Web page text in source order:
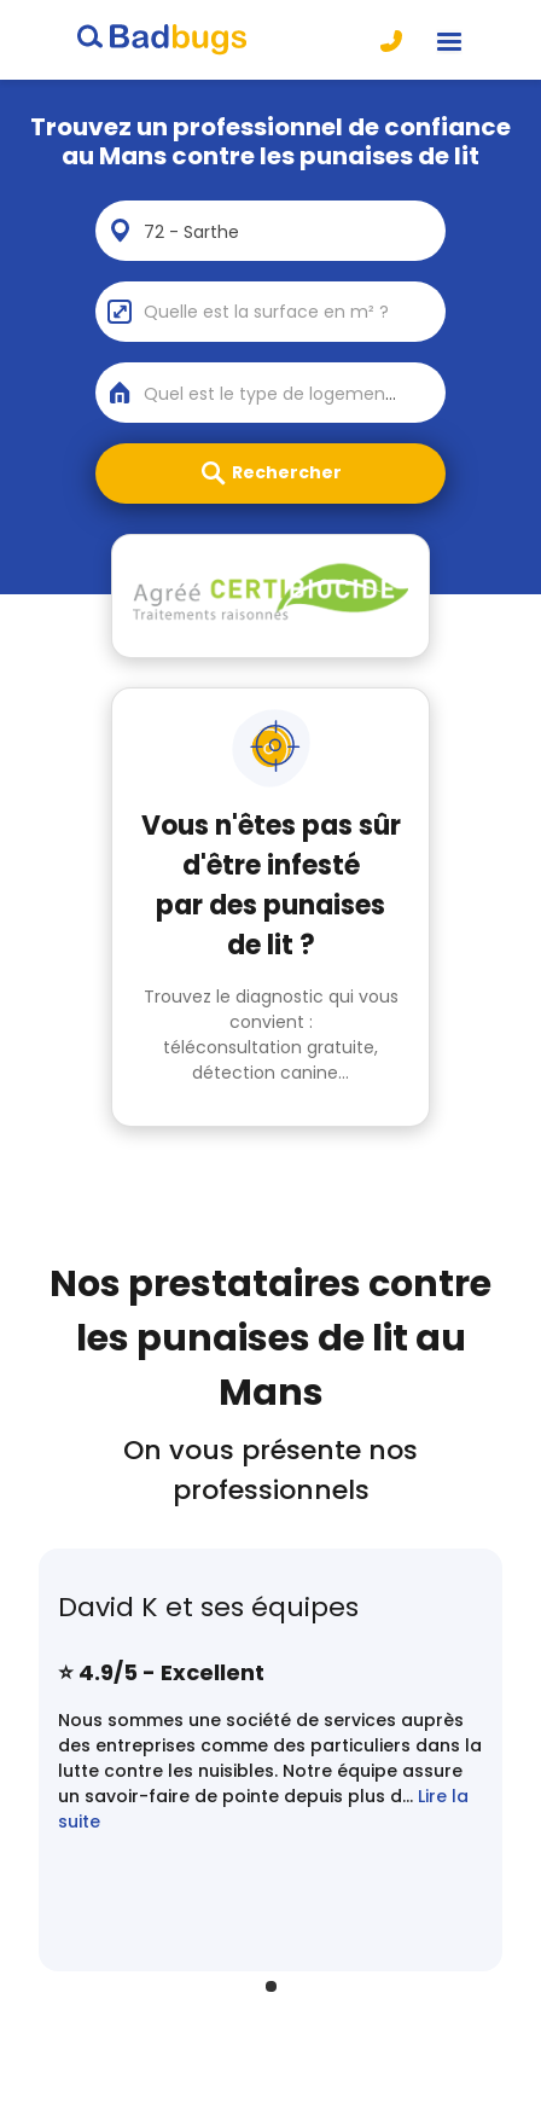
Trouvez un professionnel de confiance
au Mans contre les punaises de lit
72 - Sarthe
Quel est le type de logement ?
Rechercher
Vous n'êtes pas sûr
d'être infesté
par des punaises
de lit ?
Trouvez le diagnostic qui vous
convient :
téléconsultation gratuite,
détection canine...
Nos prestataires contre
les punaises de lit au
Mans
On vous présente nos
professionnels
David K et ses équipes
⭐️ 4.9/5 - Excellent
Nous sommes une société de services auprès
des entreprises comme des particuliers dans la
lutte contre les nuisibles. Notre équipe assure
un savoir-faire de pointe depuis plus d... Lire la
suite